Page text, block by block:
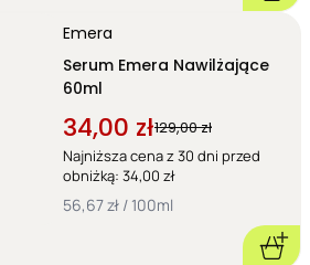
Emera
Serum Emera Nawilżające
60ml
34,00 zł129,00 zł
Najniższa cena z 30 dni przed
obniżką: 34,00 zł
56,67 zł / 100ml